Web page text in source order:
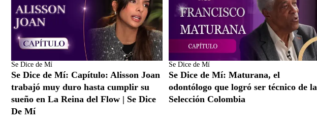
Se Dice de Mí
Se Dice de Mí: Capítulo: Alisson Joan
trabajó muy duro hasta cumplir su
sueño en La Reina del Flow | Se Dice
De Mí
Se Dice de Mí
Se Dice de Mí: Maturana, el
odontólogo que logró ser técnico de la
Selección Colombia